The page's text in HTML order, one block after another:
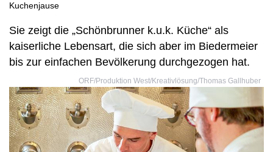
Kuchenjause
Sie zeigt die „Schönbrunner k.u.k. Küche“ als
kaiserliche Lebensart, die sich aber im Biedermeier
bis zur einfachen Bevölkerung durchgezogen hat.
ORF/Produktion West/Kreativlösung/Thomas Gallhuber